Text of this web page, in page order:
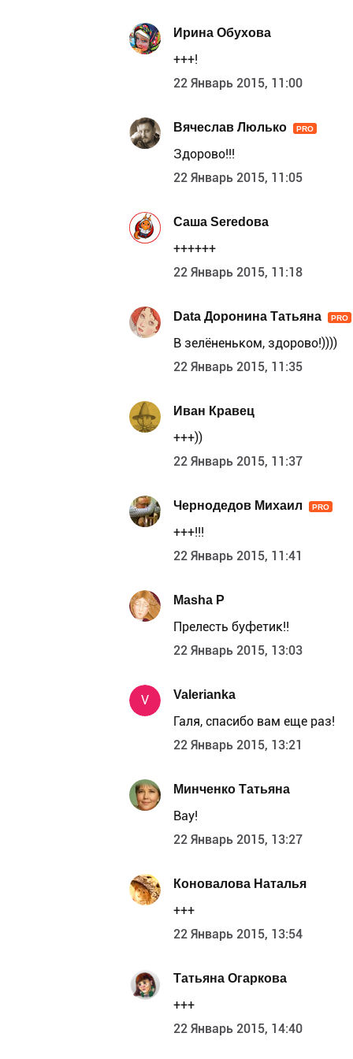
Ирина Обухова
+++!
22 Январь 2015, 11:00
Вячеслав Люлько PRO
Здорово!!!
22 Январь 2015, 11:05
Саша Seredова
++++++
22 Январь 2015, 11:18
Data Доронина Татьяна PRO
В зелёненьком, здорово!))))
22 Январь 2015, 11:35
Иван Кравец
+++))
22 Январь 2015, 11:37
Чернодедов Михаил PRO
+++!!!
22 Январь 2015, 11:41
Masha P
Прелесть буфетик!!
22 Январь 2015, 13:03
V Valerianka
Галя, спасибо вам еще раз!
22 Январь 2015, 13:21
Минченко Татьяна
Вау!
22 Январь 2015, 13:27
Коновалова Наталья
+++
22 Январь 2015, 13:54
Татьяна Огаркова
+++
22 Январь 2015, 14:40